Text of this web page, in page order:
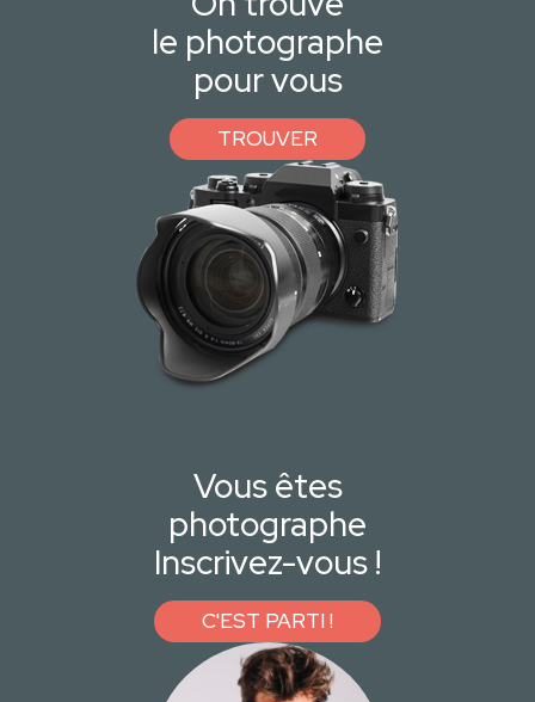
le photographe
pour vous
TROUVER
Vous êtes
photographe
Inscrivez-vous !
C'EST PARTI !